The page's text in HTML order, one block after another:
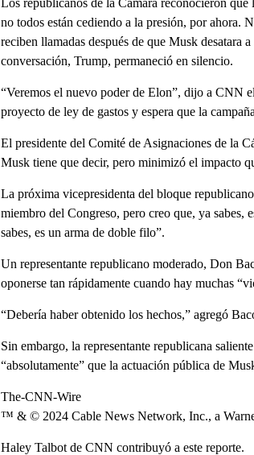
Los republicanos de la Cámara reconocieron
no todos están cediendo a la presión, por ahora.
reciben llamadas después de que Musk desatara
conversación, Trump, permaneció en silencio.
“Veremos el nuevo poder de Elon”, dijo a CNN
proyecto de ley de gastos y espera que la
El presidente del Comité de Asignaciones de la
Musk tiene que decir, pero minimizó el impacto
La próxima vicepresidenta del bloque
miembro del Congreso, pero creo que, ya
sabes, es un arma de doble filo”.
Un representante republicano moderado, Don
oponerse tan rápidamente cuando hay muchas
“Debería haber obtenido los hechos,” agregó
Sin embargo, la representante republicana
“absolutamente” que la actuación pública de
The-CNN-Wire
™ & © 2024 Cable News Network, Inc., a
Haley Talbot de CNN contribuyó a este reporte.